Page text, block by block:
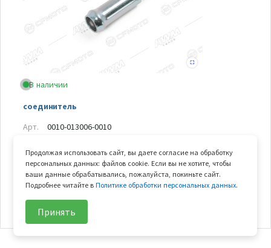
В наличии
соединитель
Арт.
0010-013006-0010
Вес
0.006 кг
В корзину
Продолжая использовать сайт, вы даете согласие на обработку
персональных данных: файлов cookie. Если вы не хотите, чтобы
ваши данные обрабатывались, пожалуйста, покиньте сайт.
Подробнее читайте вПолитике обработки персональных данных.
Принять